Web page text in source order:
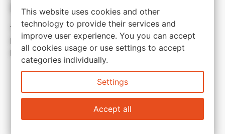
Link-uri utile:
Termeni si conditii
Politica de confidentialitate
Politica de cookie
This website uses cookies and other
technology to provide their services and
improve user experience. You you can accept
all cookies usage or use settings to accept
categories individually.
Settings
Accept all